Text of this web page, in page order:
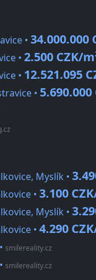
• 34.000.000
• 2.500 CZK/
• 12.521.095
• 5.690.000
Myslík •
• 3.100
Myslík •
• 4.290
• smilereality.cz
• smilereality.cz